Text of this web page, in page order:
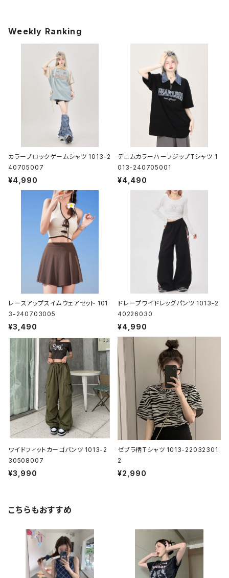
Weekly Ranking
カラーブロックゲームシャツ 1013-2
40705007
¥4,990
デニムカラーハーフジップTシャツ 1
013-240705001
¥4,490
レースアップスイムウェアセット 101
3-240703005
¥3,490
ドレープワイドレッグパンツ 1013-2
40226030
¥4,990
ワイドフィットカーゴパンツ 1013-2
30508007
¥3,990
ゼブラ柄Tシャツ 1013-22032301
2
¥2,990
こちらもおすすめ